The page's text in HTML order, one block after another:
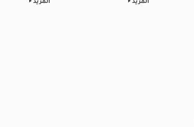
المزيد المزيد